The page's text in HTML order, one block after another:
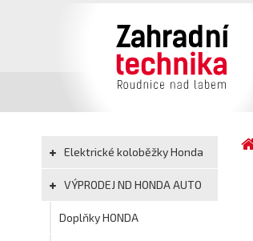
Elektrické koloběžky Honda
VÝPRODEJ ND HONDA AUTO
Doplňky HONDA